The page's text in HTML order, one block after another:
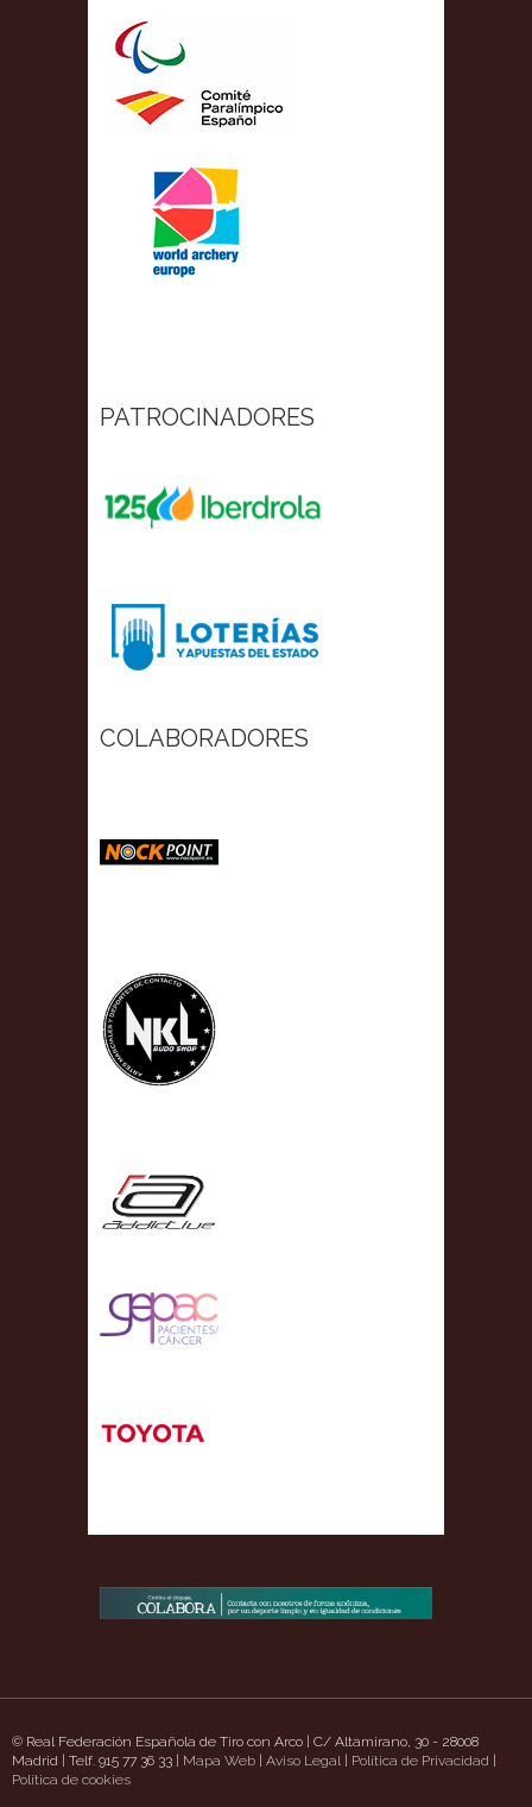
PATROCINADORES
COLABORADORES
© Real Federación Española de Tiro con Arco | C/ Altamirano, 30 - 28008
Madrid | Telf. 915 77 36 33 | Mapa Web Aviso Legal| Política de Privacidad
Política de cookies
www.uavpioneers.com/